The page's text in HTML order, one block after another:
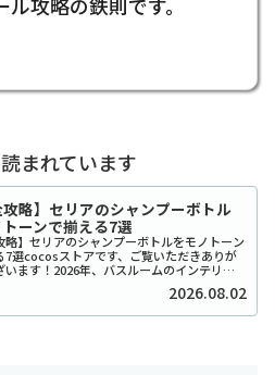
まれています
攻略】セリアのシャンプーボトル
ーンで揃える7選
略】セリアのシャンプーボトルをモノトーン
7選cocosストアです、ご覧いただきありが
います！2026年、バスルームのインテリア
ンク上げたいと考えているあなたに、セリア
プーボトル（モノトーン）はまさに救...
2026.08.02